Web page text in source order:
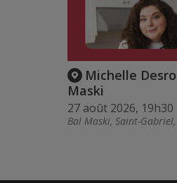
Michelle
Maski
27 août 2026, 19h30
Bal Maski, Saint-Gabriel,